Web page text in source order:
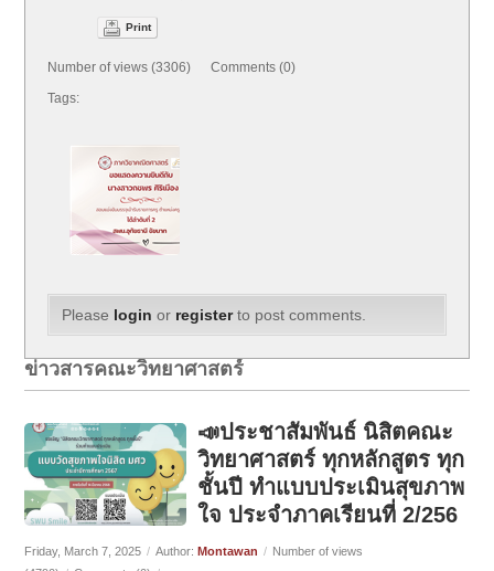
Print
Number of views (3306) Comments (0)
Tags:
Please login or registerto post comments.
ข่าวสารคณะวิทยาศาสตร์
📣ประชาสัมพันธ์ นิสิตคณะ
วิทยาศาสตร์ ทุกหลักสูตร ทุก
ชั้นปี ทำแบบประเมินสุขภาพ
ใจ ประจำภาคเรียนที่ 2/256
Friday, March 7, 2025 / Author:Montawan / Number of views